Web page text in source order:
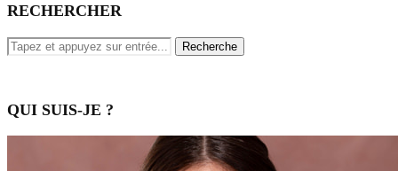
RECHERCHER
QUI SUIS-JE ?